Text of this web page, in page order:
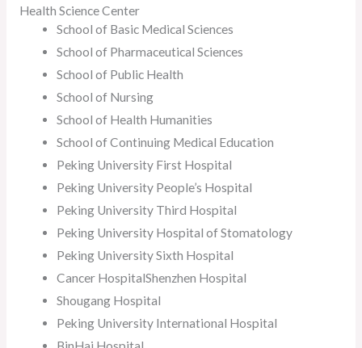
Health Science Center
School of Basic Medical Sciences
School of Pharmaceutical Sciences
School of Public Health
School of Nursing
School of Health Humanities
School of Continuing Medical Education
Peking University First Hospital
Peking University People’s Hospital
Peking University Third Hospital
Peking University Hospital of Stomatology
Peking University Sixth Hospital
Cancer HospitalShenzhen Hospital
Shougang Hospital
Peking University International Hospital